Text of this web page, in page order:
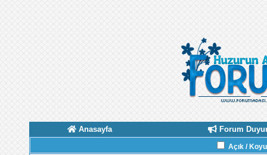
Anasayfa Forum
Açık /